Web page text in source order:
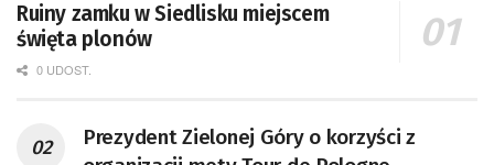
Ruiny zamku w Siedlisku miejscem
święta plonów
0 UDOST.
Prezydent Zielonej Góry o korzyści z